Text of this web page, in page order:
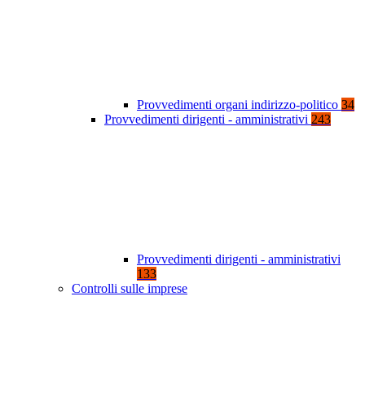
Provvedimenti organi indirizzo-politico 34
Provvedimenti dirigenti - amministrativi 243
Provvedimenti dirigenti - amministrativi
133
Controlli sulle imprese